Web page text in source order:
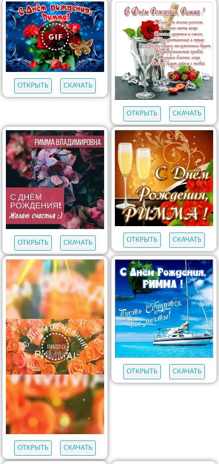
ОТКРЫТЬ СКАЧАТЬ
ОТКРЫТЬ СКАЧАТЬ
ОТКРЫТЬ СКАЧАТЬ ОТКРЫТЬ СКАЧАТЬ
ОТКРЫТЬ СКАЧАТЬ
ОТКРЫТЬ СКАЧАТЬ